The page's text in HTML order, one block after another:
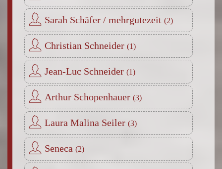
Sarah Schäfer / mehrgutezeit
Christian Schneider
Jean-Luc Schneider
Arthur Schopenhauer
Laura Malina Seiler
Seneca